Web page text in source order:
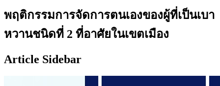
พฤติกรรมการจัดการตนเองของผู้ที่เป็นเบา
หวานชนิดที่ 2 ที่อาศัยในเขตเมือง
Article Sidebar